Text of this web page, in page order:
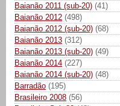
Baianão 2011 (sub-20) (41)
Baianão 2012 (498)
Baianão 2012 (sub-20) (68)
Baianão 2013 (312)
Baianão 2013 (sub-20) (49)
Baianão 2014 (227)
Baianão 2014 (sub-20) (48)
Barradão (195)
Brasileiro 2008 (56)